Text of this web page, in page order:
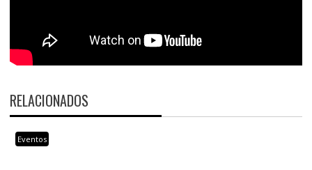
RELACIONADOS
Eventos